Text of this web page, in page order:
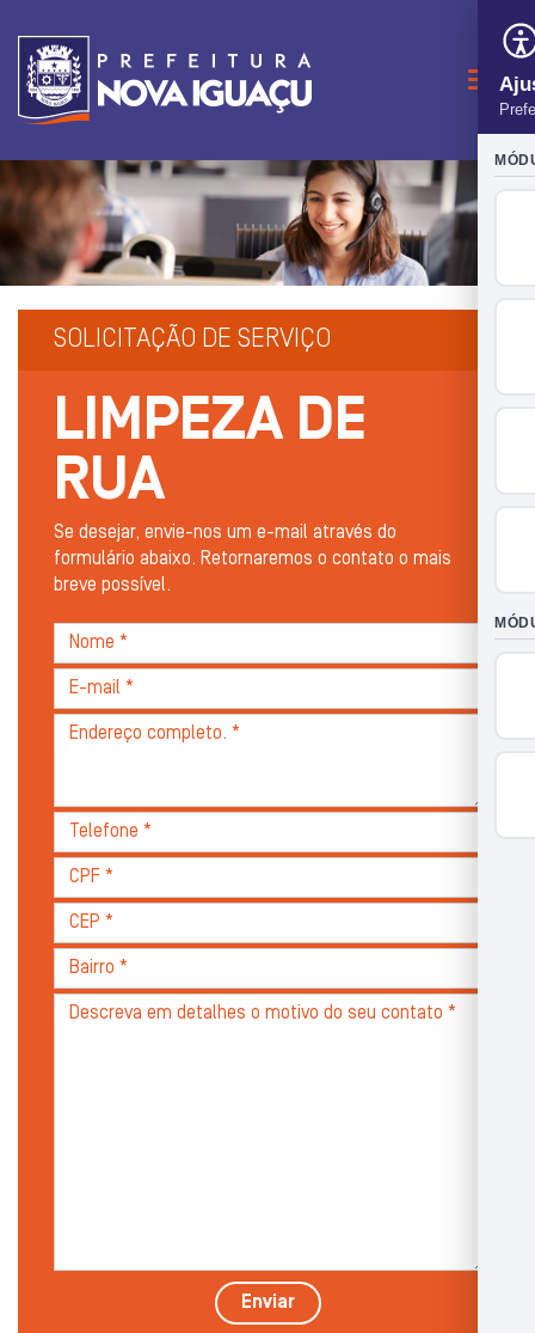
SOLICITAÇÃO DE SERVIÇO
LIMPEZA DE
RUA
Se desejar, envie-nos um e-mail através do
formulário abaixo. Retornaremos o contato o mais
breve possível.
Nome
*
E-
mail
Endereço
Telefone
*
CPF
*
Cep*
Bairro*
Descreva
Enviar